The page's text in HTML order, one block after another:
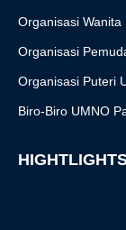
Organisasi Wanita
Organisasi
Organisasi Puteri
Biro-Biro UMNO